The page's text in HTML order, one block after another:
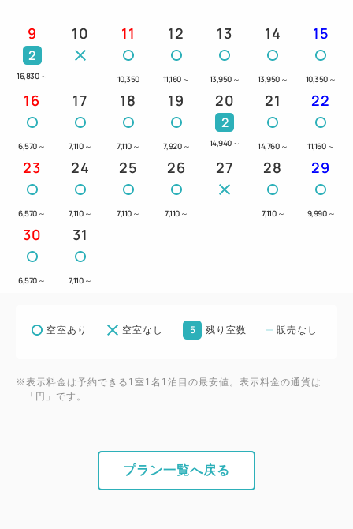
9
2
16,830 ～
10 11
10,350
12
11,160 ～
13
13,950 ～
14
13,950 ～
15
10,350 ～
16
6,570 ～
17
7,110 ～
18
7,110 ～
19
7,920 ～
20
2
14,940 ～
21
14,760 ～
22
11,160 ～
23
6,570 ～
24
7,110 ～
25
7,110 ～
26
7,110 ～
27 28
7,110 ～
29
9,990 ～
30
6,570 ～
31
7,110 ～
空室あり 空室なし 5 残り室数 販売なし
※表示料金は予約できる1室1名1泊目の最安値。表示料金の通貨は
「円」です。
プラン一覧へ戻る